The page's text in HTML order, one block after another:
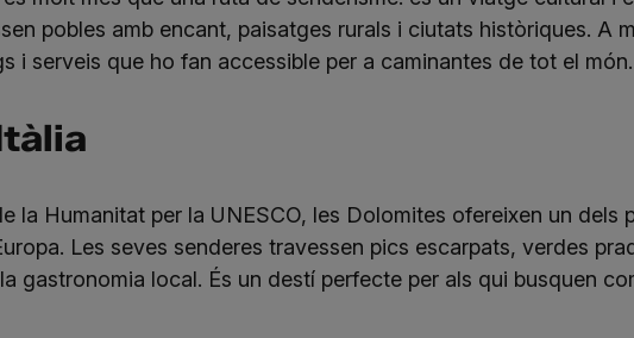
pobles amb encant, paisatges rurals i ciutats històriques. A
i serveis que ho fan accessible per a caminantes de tot el món.
la Humanitat per la UNESCO, les Dolomites ofereixen un dels
Les seves senderes travessen pics escarpats, verdes
gastronomia local. És un destí perfecte per als qui busquen